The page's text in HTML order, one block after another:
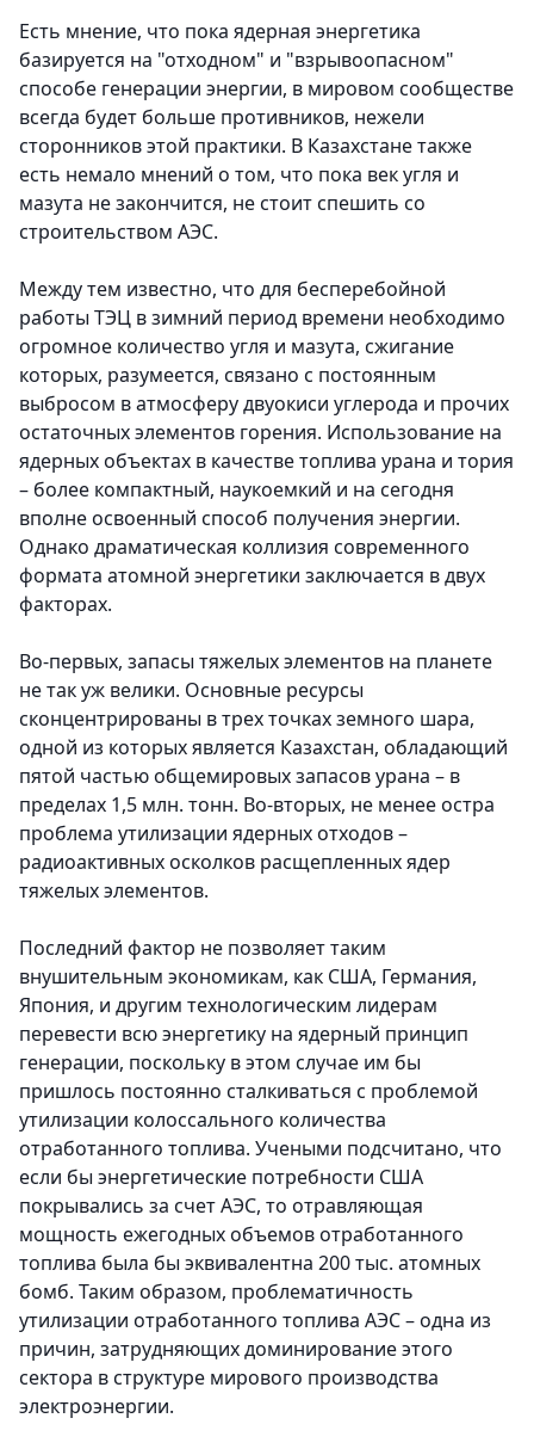
Есть мнение, что пока ядерная энергетика
базируется на "отходном" и "взрывоопасном"
способе генерации энергии, в мировом сообществе
всегда будет больше противников, нежели
сторонников этой практики. В Казахстане также
есть немало мнений о том, что пока век угля и
мазута не закончится, не стоит спешить со
строительством АЭС.
Между тем известно, что для бесперебойной
работы ТЭЦ в зимний период времени необходимо
огромное количество угля и мазута, сжигание
которых, разумеется, связано с постоян­ным
выбросом в атмосферу двуокиси углерода и прочих
остаточных элементов горения. Использование на
ядерных объектах в качестве топлива урана и тория
– более компактный, наукоемкий и на сегодня
вполне освоенный способ получения энергии.
Однако драматическая коллизия современного
формата атомной энергетики заключается в двух
факторах.
Во-первых, запасы тяжелых элементов на планете
не так уж велики. Основные ресурсы
сконцентрированы в трех точках земного шара,
одной из которых является Казахстан, обладающий
пятой частью общемировых запасов урана – в
пределах 1,5 млн. тонн. Во-вторых, не менее остра
проб­лема утилизации ядерных отходов –
радиоактивных осколков расщепленных ядер
тяжелых элементов.
Последний фактор не позволяет таким
внушительным экономикам, как США, Германия,
Япония, и другим технологическим лидерам
перевести всю энергетику на ядерный принцип
генерации, поскольку в этом случае им бы
пришлось постоянно сталкиваться с проблемой
утилизации колоссального количества
отработанного топлива. Учеными подсчитано, что
если бы энергетические потребности США
покрывались за счет АЭС, то отравляющая
мощность ежегодных объемов отработанного
топлива была бы эквивалентна 200 тыс. атомных
бомб. Таким образом, проблематичность
утилизации отработанного топ­лива АЭС – одна из
причин, затрудняющих доминирование этого
сектора в структуре мирового производства
электроэнергии.